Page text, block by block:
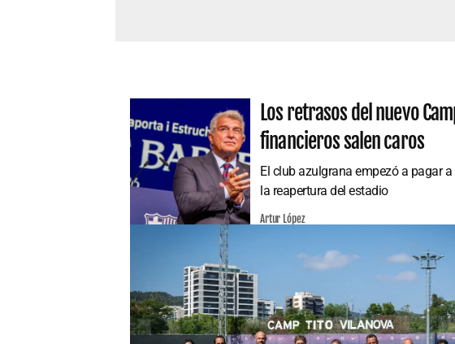
Los retrasos del nuevo
financieros salen caros
El club azulgrana empezó a pagar
la reapertura del estadio
Artur López